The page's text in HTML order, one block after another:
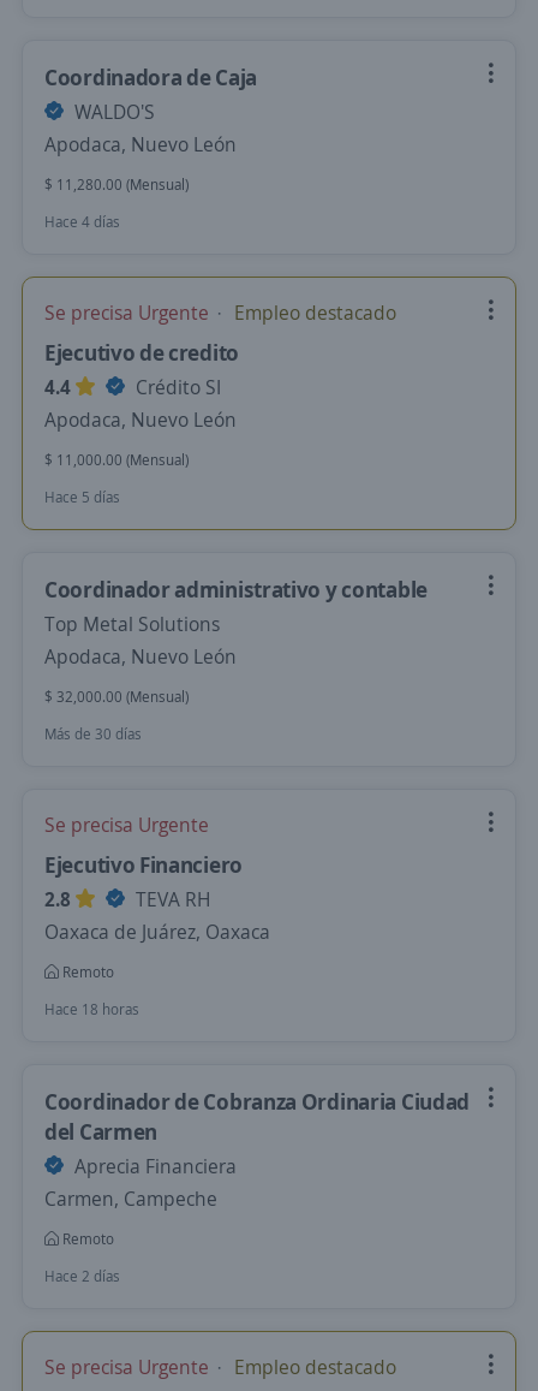
Coordinadora de Caja
WALDO'S
Apodaca, Nuevo León
$ 11,280.00 (Mensual)
Hace 4 días
Se precisa Urgente Empleo destacado
Ejecutivo de credito
4.4
Crédito SI
Apodaca, Nuevo León
$ 11,000.00 (Mensual)
Hace 5 días
Coordinador administrativo y contable
Top Metal Solutions
Apodaca, Nuevo León
$ 32,000.00 (Mensual)
Más de 30 días
Se precisa Urgente
Ejecutivo Financiero
2.8
TEVA RH
Oaxaca de Juárez, Oaxaca
Remoto
Hace 18 horas
Coordinador de Cobranza Ordinaria Ciudad
del Carmen
Aprecia Financiera
Carmen, Campeche
Remoto
Hace 2 días
Se precisa Urgente Empleo destacado